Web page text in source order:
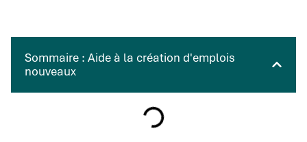
Sommaire : Aide à la création d'emplois
nouveaux